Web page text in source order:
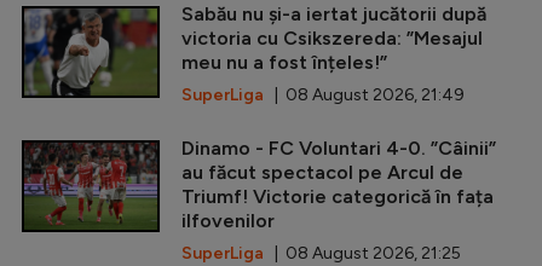
Sabău nu și-a iertat jucătorii după
victoria cu Csikszereda: ”Mesajul
meu nu a fost înțeles!”
SuperLiga | 08 August 2026, 21:49
Dinamo - FC Voluntari 4-0. ”Câinii”
au făcut spectacol pe Arcul de
Triumf! Victorie categorică în fața
ilfovenilor
SuperLiga | 08 August 2026, 21:25